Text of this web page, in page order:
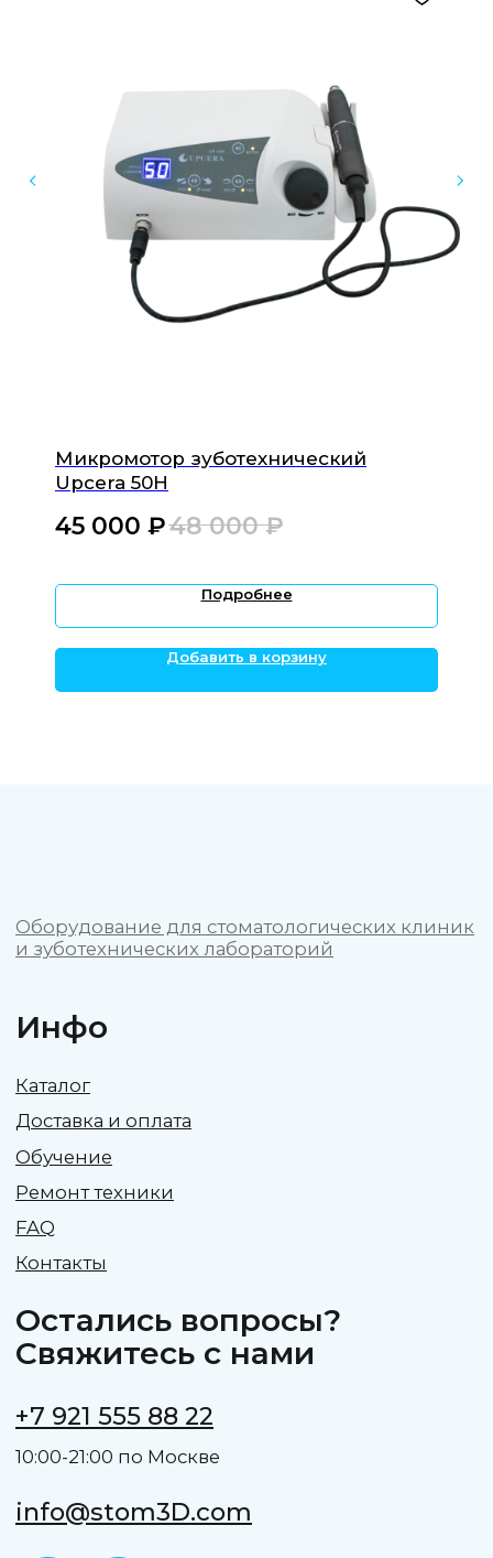
Микромотор зуботехнический
Upcera 50H
45 000 ₽‎48 000 ₽‎
Подробнее
Добавить в корзину
Остались вопросы?
Ремонт техники
Оборудование для стоматологических клиник
и зуботехнических лабораторий